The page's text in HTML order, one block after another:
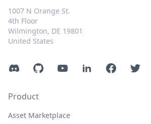
1007 N Orange St.
4th Floor
Wilmington, DE 19801
United States
DiscordGitHubYouTubeLinkedInFacebookTwitter
Product
Asset Marketplace